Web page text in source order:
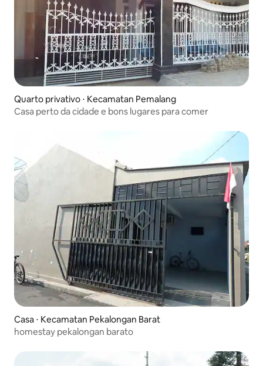
Quarto privativo ⋅ Kecamatan Pemalang
Casa perto da cidade e bons lugares para comer
Casa ⋅ Kecamatan Pekalongan Barat
homestay pekalongan barato